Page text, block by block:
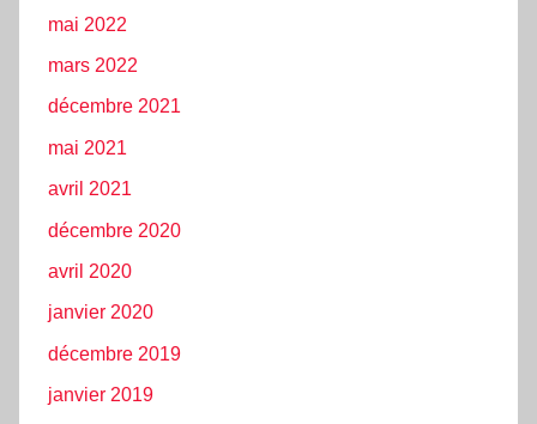
mai 2022
mars 2022
décembre 2021
mai 2021
avril 2021
décembre 2020
avril 2020
janvier 2020
décembre 2019
janvier 2019